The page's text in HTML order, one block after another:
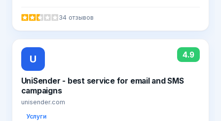
34 отзывов
U 4.9
UniSender - best service for email and SMS
campaigns
unisender.com
Услуги